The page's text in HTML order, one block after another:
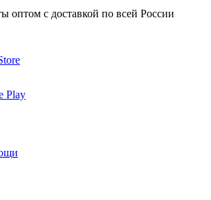
оптом с доставкой по всей России